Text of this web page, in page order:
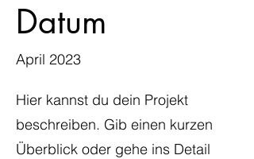
Datum
April 2023
Hier kannst du dein Projekt
beschreiben. Gib einen kurzen
Überblick oder gehe ins Detail